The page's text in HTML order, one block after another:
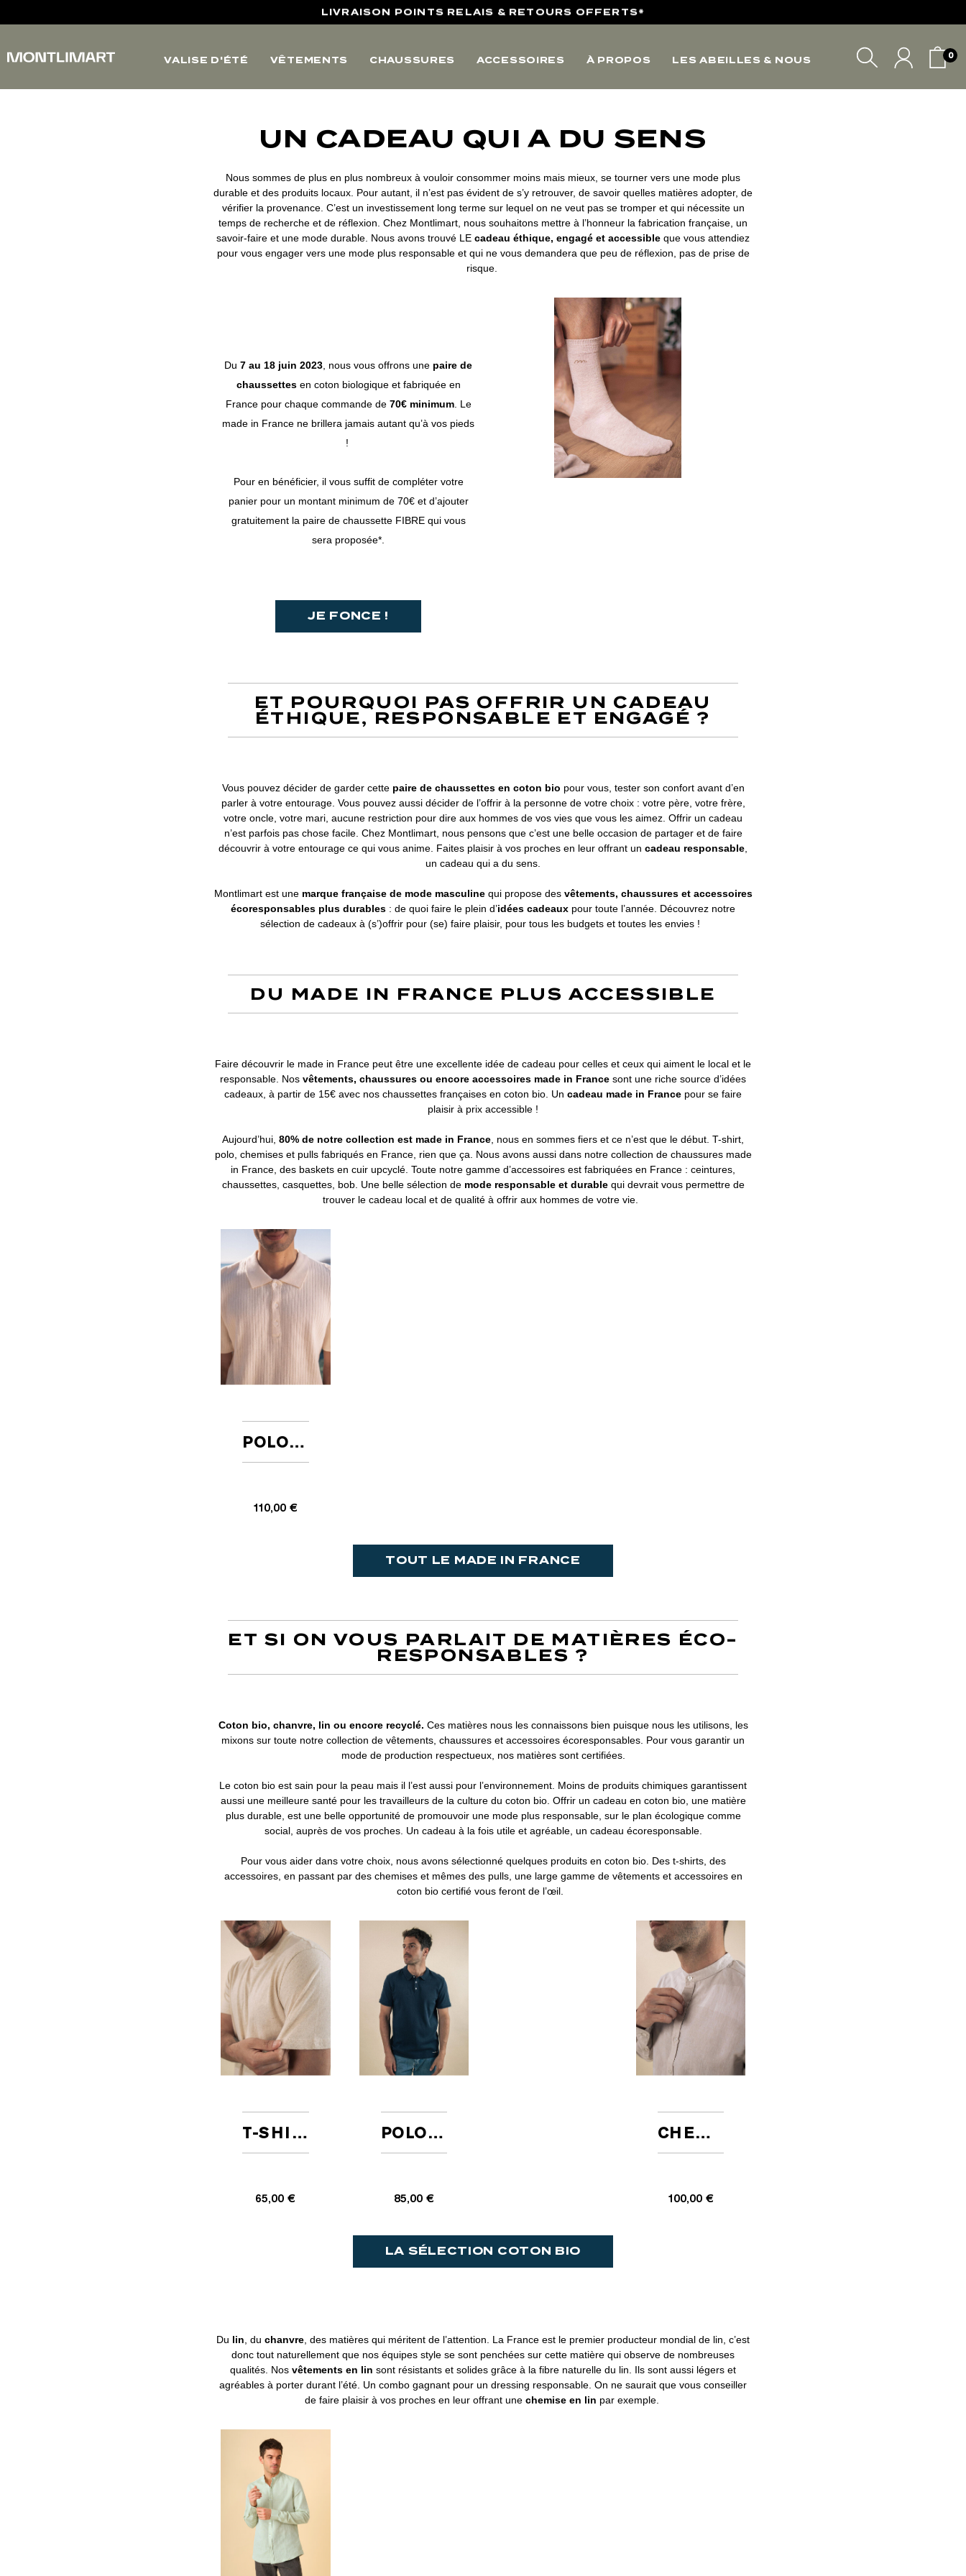
LIVRAISON POINTS RELAIS & RETOURS OFFERTS*
10% OFFERTS SUR VOTRE PREMIERE COMMANDE*
VALISE D'ÉTÉ VÊTEMENTS CHAUSSURES ACCESSOIRES À PROPOS LES ABEILLES & NOUS 0
UN CADEAU QUI A DU SENS
Nous sommes de plus en plus nombreux à vouloir consommer moins mais mieux, se tourner vers une mode plus
durable et des produits locaux. Pour autant, il n’est pas évident de s’y retrouver, de savoir quelles matières adopter, de
vérifier la provenance. C’est un investissement long terme sur lequel on ne veut pas se tromper et qui nécessite un
temps de recherche et de réflexion. Chez Montlimart, nous souhaitons mettre à l’honneur la fabrication française, un
savoir-faire et une mode durable. Nous avons trouvé LE cadeau éthique, engagé et accessible que vous attendiez
pour vous engager vers une mode plus responsable et qui ne vous demandera que peu de réflexion, pas de prise de
risque.
Du 7 au 18 juin 2023 , nous vous offrons une paire de
chaussettesen coton biologique et fabriquée en
France pour chaque commande de 70€ minimum. Le
made in France ne brillera jamais autant qu’à vos pieds
!
Pour en bénéficier, il vous suffit de compléter votre
panier pour un montant minimum de 70€ et d’ajouter
gratuitement la paire de chaussette FIBRE qui vous
sera proposée*.
JE FONCE !
ET POURQUOI PAS OFFRIR UN CADEAU
ÉTHIQUE, RESPONSABLE ET ENGAGÉ ?
Vous pouvez décider de garder cette paire de chaussettes en coton bio pour vous, tester son confort avant d’en
parler à votre entourage. Vous pouvez aussi décider de l’offrir à la personne de votre choix : votre père, votre frère,
votre oncle, votre mari, aucune restriction pour dire aux hommes de vos vies que vous les aimez. Offrir un cadeau
n’est parfois pas chose facile. Chez Montlimart, nous pensons que c’est une belle occasion de partager et de faire
découvrir à votre entourage ce qui vous anime. Faites plaisir à vos proches en leur offrant un cadeau responsable
un cadeau qui a du sens.
Montlimart est une marque française de mode masculinequi propose des vêtements, chaussures et accessoires
écoresponsables plus durables : de quoi faire le plein d’idées cadeaux pour toute l’année. Découvrez notre
sélection de cadeaux à (s’)offrir pour (se) faire plaisir, pour tous les budgets et toutes les envies !
DU MADE IN FRANCE PLUS ACCESSIBLE
Faire découvrir le made in France peut être une excellente idée de cadeau pour celles et ceux qui aiment le local et le
responsable. Nos vêtements, chaussures ou encore accessoires made in France sont une riche source d’idées
cadeaux, à partir de 15€ avec nos chaussettes françaises en coton bio. Un cadeau made in France pour se faire
plaisir à prix accessible !
Aujourd’hui, 80% de notre collection est made in France , nous en sommes fiers et ce n’est que le début. T-shirt,
polo, chemises et pulls fabriqués en France, rien que ça. Nous avons aussi dans notre collection de chaussures made
in France, des baskets en cuir upcyclé. Toute notre gamme d’accessoires est fabriquées en France : ceintures,
chaussettes, casquettes, bob. Une belle sélection de mode responsable et durablequi devrait vous permettre de
trouver le cadeau local et de qualité à offrir aux hommes de votre vie.
POLO DUNE ECRU
110,00 €
TOUT LE MADE IN FRANCE
ET SI ON VOUS PARLAIT DE MATIÈRES ÉCO-
RESPONSABLES ?
Coton bio, chanvre, lin ou encore recyclé. Ces matières nous les connaissons bien puisque nous les utilisons, les
mixons sur toute notre collection de vêtements, chaussures et accessoires écoresponsables. Pour vous garantir un
mode de production respectueux, nos matières sont certifiées.
Le coton bio est sain pour la peau mais il l’est aussi pour l’environnement. Moins de produits chimiques garantissent
aussi une meilleure santé pour les travailleurs de la culture du coton bio. Offrir un cadeau en coton bio, une matière
plus durable, est une belle opportunité de promouvoir une mode plus responsable, sur le plan écologique comme
social, auprès de vos proches. Un cadeau à la fois utile et agréable, un cadeau écoresponsable.
Pour vous aider dans votre choix, nous avons sélectionné quelques produits en coton bio. Des t-shirts, des
accessoires, en passant par des chemises et mêmes des pulls, une large gamme de vêtements et accessoires en
coton bio certifié vous feront de l’œil.
T-SHIRT PROMETTEUR BEIGE
65,00 €
POLO AMICAL MARINE
85,00 €
CHEMISE MAOLIN BEIGE
100,00 €
LA SÉLECTION COTON BIO
Du lin , du chanvre , des matières qui méritent de l’attention. La France est le premier producteur mondial de lin, c’est
donc tout naturellement que nos équipes style se sont penchées sur cette matière qui observe de nombreuses
qualités. Nos vêtements en lin sont résistants et solides grâce à la fibre naturelle du lin. Ils sont aussi légers et
agréables à porter durant l’été. Un combo gagnant pour un dressing responsable. On ne saurait que vous conseiller
de faire plaisir à vos proches en leur offrant une chemise en lin par exemple.